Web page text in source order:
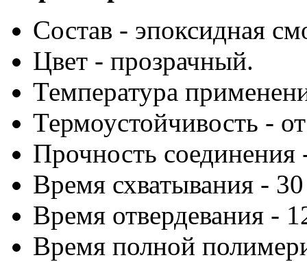
Состав - эпоксидная
Цвет - прозрачный.
Температура
Термоустойчивость -
Прочность соединения
Время схватывания -
Время отвердевания -
Время полной